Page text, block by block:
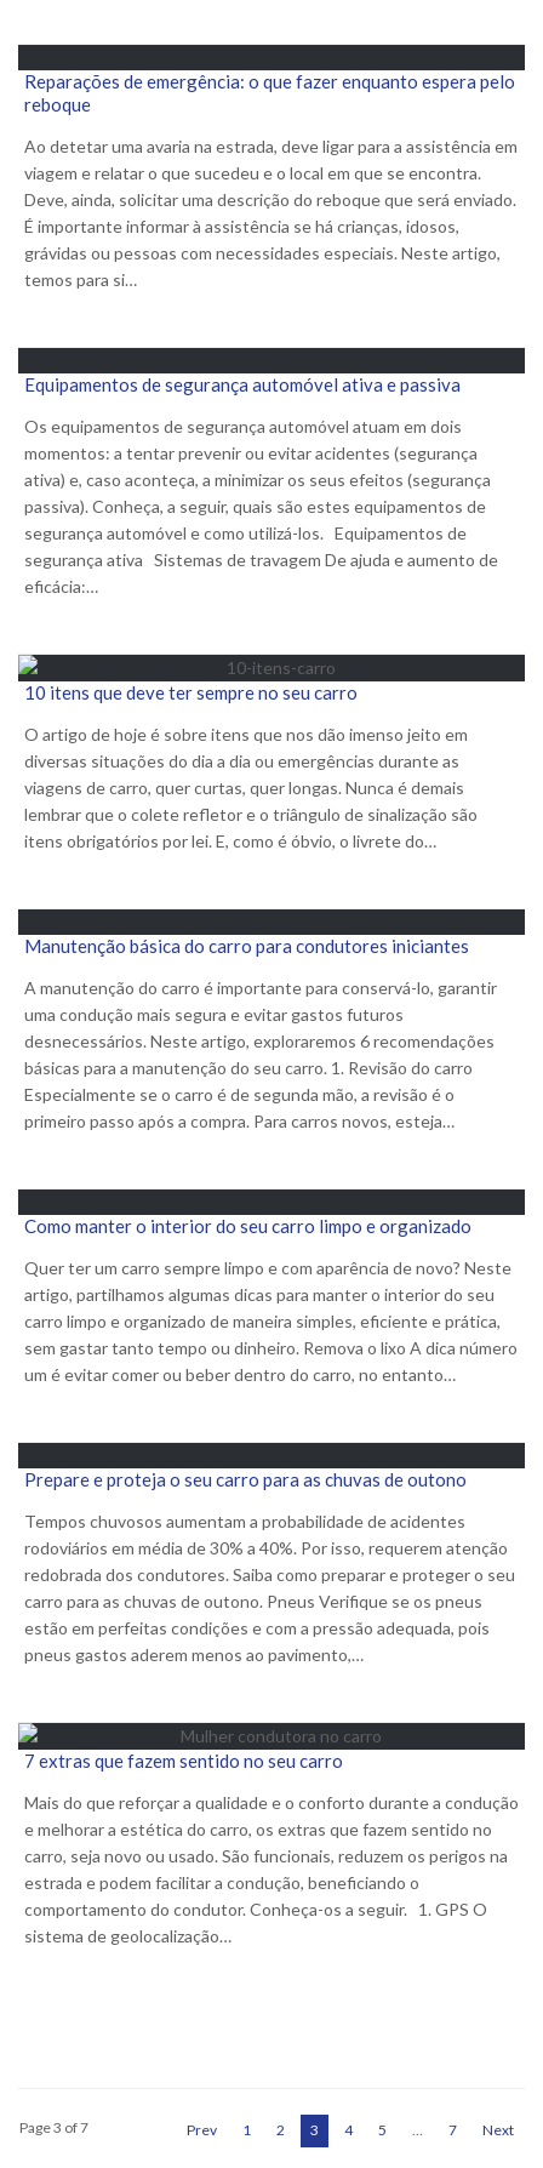
Reparações de emergência: o que fazer enquanto espera pelo
reboque
Ao detetar uma avaria na estrada, deve ligar para a assistência em
viagem e relatar o que sucedeu e o local em que se encontra.
Deve, ainda, solicitar uma descrição do reboque que será enviado.
É importante informar à assistência se há crianças, idosos,
grávidas ou pessoas com necessidades especiais. Neste artigo,
temos para si…
Equipamentos de segurança automóvel ativa e passiva
Os equipamentos de segurança automóvel atuam em dois
momentos: a tentar prevenir ou evitar acidentes (segurança
ativa) e, caso aconteça, a minimizar os seus efeitos (segurança
passiva). Conheça, a seguir, quais são estes equipamentos de
segurança automóvel e como utilizá-los. Equipamentos de
segurança ativa Sistemas de travagem De ajuda e aumento de
eficácia:…
10 itens que deve ter sempre no seu carro
O artigo de hoje é sobre itens que nos dão imenso jeito em
diversas situações do dia a dia ou emergências durante as
viagens de carro, quer curtas, quer longas. Nunca é demais
lembrar que o colete refletor e o triângulo de sinalização são
itens obrigatórios por lei. E, como é óbvio, o livrete do…
Manutenção básica do carro para condutores iniciantes
A manutenção do carro é importante para conservá-lo, garantir
uma condução mais segura e evitar gastos futuros
desnecessários. Neste artigo, exploraremos 6 recomendações
básicas para a manutenção do seu carro. 1. Revisão do carro
Especialmente se o carro é de segunda mão, a revisão é o
primeiro passo após a compra. Para carros novos, esteja…
Como manter o interior do seu carro limpo e organizado
Quer ter um carro sempre limpo e com aparência de novo? Neste
artigo, partilhamos algumas dicas para manter o interior do seu
carro limpo e organizado de maneira simples, eficiente e prática,
sem gastar tanto tempo ou dinheiro. Remova o lixo A dica número
um é evitar comer ou beber dentro do carro, no entanto…
Prepare e proteja o seu carro para as chuvas de outono
Tempos chuvosos aumentam a probabilidade de acidentes
rodoviários em média de 30% a 40%. Por isso, requerem atenção
redobrada dos condutores. Saiba como preparar e proteger o seu
carro para as chuvas de outono. Pneus Verifique se os pneus
estão em perfeitas condições e com a pressão adequada, pois
pneus gastos aderem menos ao pavimento,…
7 extras que fazem sentido no seu carro
Mais do que reforçar a qualidade e o conforto durante a condução
e melhorar a estética do carro, os extras que fazem sentido no
carro, seja novo ou usado. São funcionais, reduzem os perigos na
estrada e podem facilitar a condução, beneficiando o
comportamento do condutor. Conheça-os a seguir. 1. GPS O
sistema de geolocalização…
Page 3 of 7 Prev 1 2 3 4 5 … 7 Next